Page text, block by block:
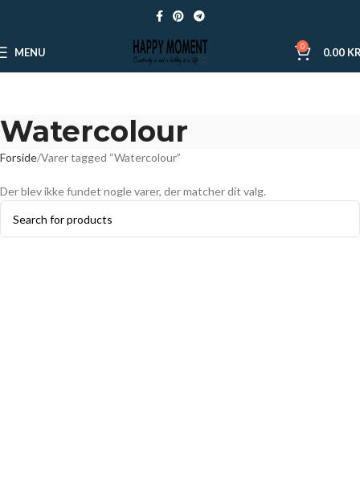
MENU 0 0.00
Watercolour
Forside Varer tagged “Watercolour”
Der blev ikke fundet nogle varer, der matcher dit valg.